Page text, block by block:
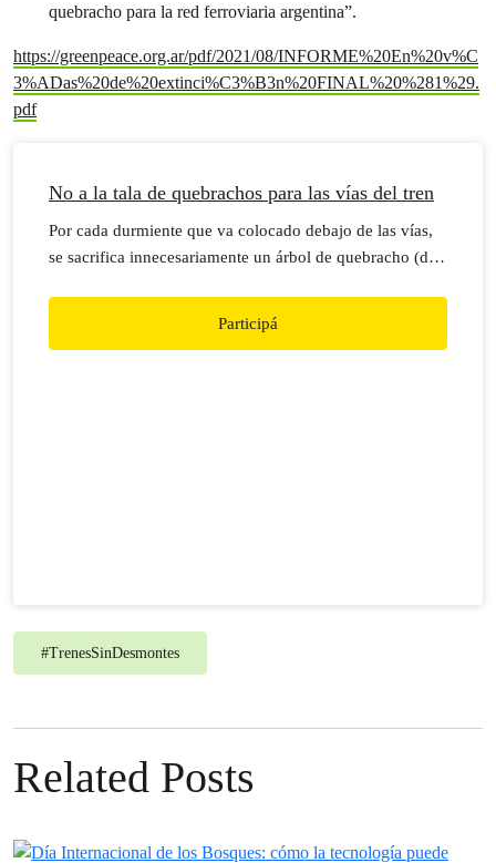
quebracho para la red ferroviaria argentina”.
https://greenpeace.org.ar/pdf/2021/08/INFORME%20En%20v%C
3%ADas%20de%20extinci%C3%B3n%20FINAL%20%281%29.
pdf
No a la tala de quebrachos para las vías del tren
Por cada durmiente que va colocado debajo de las vías,
se sacrifica innecesariamente un árbol de quebracho (de
Participá
#TrenesSinDesmontes
Related Posts